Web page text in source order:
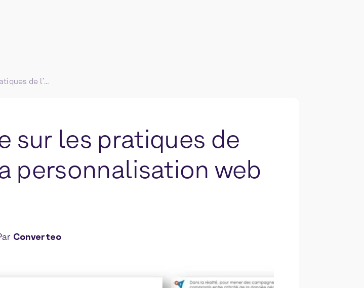
4ème Baromètre sur les pratiques de l’A/B testing et la personnalisation web en France
sur les pratiques de
personnalisation web
Converteo